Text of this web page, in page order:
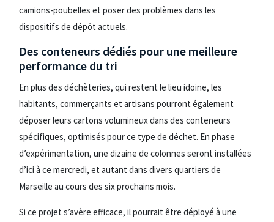
camions-poubelles et poser des problèmes dans les
dispositifs de dépôt actuels.
Des conteneurs dédiés pour une meilleure
performance du tri
En plus des déchèteries, qui restent le lieu idoine, les
habitants, commerçants et artisans pourront également
déposer leurs cartons volumineux dans des conteneurs
spécifiques, optimisés pour ce type de déchet. En phase
d’expérimentation, une dizaine de colonnes seront installées
d’ici à ce mercredi, et autant dans divers quartiers de
Marseille au cours des six prochains mois.
Si ce projet s’avère efficace, il pourrait être déployé à une